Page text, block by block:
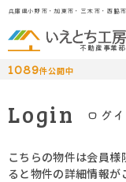
兵庫県小野市・加東市・三木市・西脇
不動産事業部
1089件公開中
Login ログ
こちらの物件は会員
ると物件の詳細情報が